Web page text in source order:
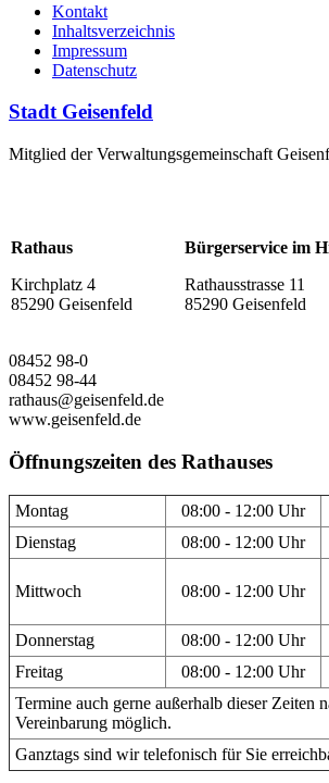
Kontakt
Inhaltsverzeichnis
Impressum
Datenschutz
Stadt Geisenfeld
Mitglied der Verwaltungsgemeinschaft
Rathaus
Kirchplatz 4
85290 Geisenfeld
Bürgerservice im
Rathausstrasse 11
85290 Geisenfeld
08452 98-0
08452 98-44
rathaus@geisenfeld.de
www.geisenfeld.de
Öffnungszeiten des Rathauses
Montag 08:00 - 12:00 Uhr
Dienstag
08:00 - 12:00 Uhr
Mittwoch 08:00 - 12:00 Uhr
Donnerstag 08:00 - 12:00 Uhr
Freitag
08:00 - 12:00 Uhr
Termine auch gerne außerhalb dieser Zeiten
Vereinbarung möglich.
Ganztags sind wir telefonisch für Sie